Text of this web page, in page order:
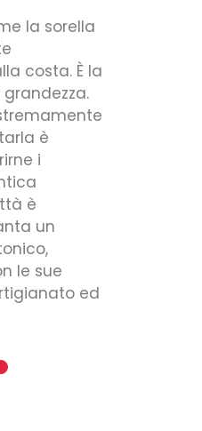
la sorella
costa. È la
è
i
è
un
le sue
ed